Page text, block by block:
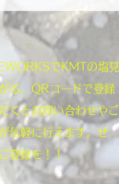
でKMTの塩見
る。QRコードで登録
くとお問い合わせやご
気軽に行えます。ぜ
登録を！！